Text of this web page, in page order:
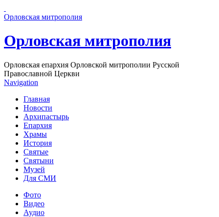
Орловская митрополия
Орловская митрополия
Орловская епархия Орловской митрополии Русской
Православной Церкви
Navigation
Главная
Новости
Архипастырь
Епархия
Храмы
История
Святые
Святыни
Музей
Для СМИ
Фото
Видео
Аудио